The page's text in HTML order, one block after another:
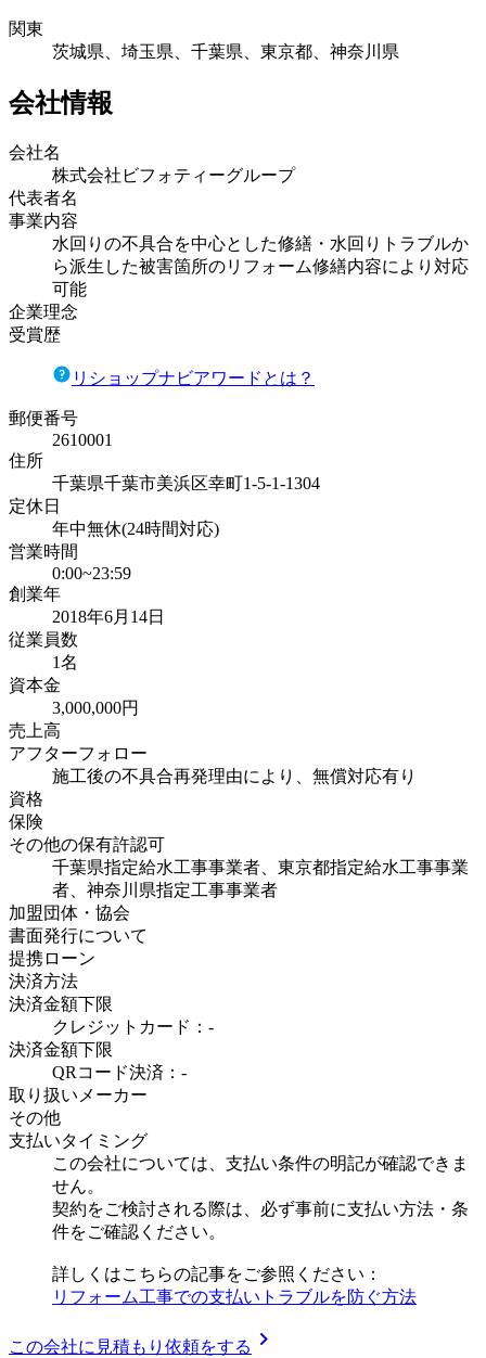
関東
茨城県、埼玉県、千葉県、東京都、神奈川県
会社情報
会社名
株式会社ビフォティーグループ
代表者名
事業内容
水回りの不具合を中心とした修繕・水回りトラブルか
ら派生した被害箇所のリフォーム修繕内容により対応
可能
企業理念
受賞歴
リショップナビアワードとは？
郵便番号
2610001
住所
千葉県千葉市美浜区幸町1-5-1-1304
定休日
年中無休(24時間対応)
営業時間
0:00~23:59
創業年
2018年6月14日
従業員数
1名
資本金
3,000,000円
売上高
アフターフォロー
施工後の不具合再発理由により、無償対応有り
資格
保険
その他の保有許認可
千葉県指定給水工事事業者、東京都指定給水工事事業
者、神奈川県指定工事事業者
加盟団体・協会
書面発行について
提携ローン
決済方法
決済金額下限
クレジットカード：-
決済金額下限
QRコード決済：-
取り扱いメーカー
その他
支払いタイミング
この会社については、支払い条件の明記が確認できま
せん。
契約をご検討される際は、必ず事前に支払い方法・条
件をご確認ください。
詳しくはこちらの記事をご参照ください：
リフォーム工事での支払いトラブルを防ぐ方法
この会社に見積もり依頼をする chevron_right